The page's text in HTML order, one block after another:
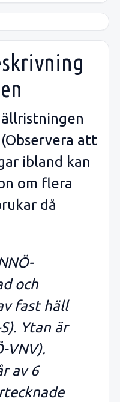
att
ibland kan
om flera
då
och
fast häll
Ytan är
VNV).
av 6